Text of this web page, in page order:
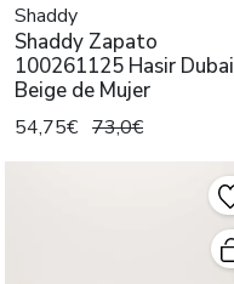
Shaddy
Shaddy Zapato
100261125 Hasir Dubai
Beige de Mujer
54,75€ 73,0€